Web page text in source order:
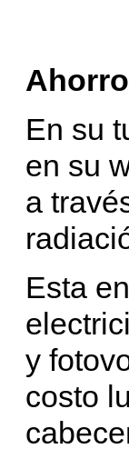
En su
en su
a
Esta
y
costo